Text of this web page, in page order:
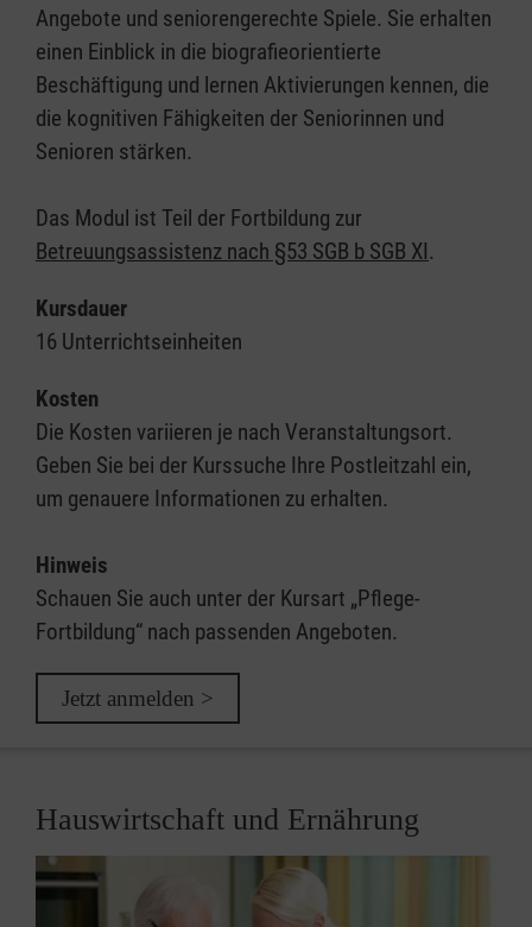
Angebote und seniorengerechte Spiele. Sie erhalten
einen Einblick in die biografieorientierte
Beschäftigung und lernen Aktivierungen kennen, die
die kognitiven Fähigkeiten der Seniorinnen und
Senioren stärken.
Das Modul ist Teil der Fortbildung zur
Betreuungsassistenz nach §53 SGB b SGB XI.
Kursdauer
16 Unterrichtseinheiten
Kosten
Die Kosten variieren je nach Veranstaltungsort.
Geben Sie bei der Kurssuche Ihre Postleitzahl ein,
um genauere Informationen zu erhalten.
Hinweis
Schauen Sie auch unter der Kursart „Pflege-
Fortbildung“ nach passenden Angeboten.
Jetzt anmelden >
Hauswirtschaft und Ernährung